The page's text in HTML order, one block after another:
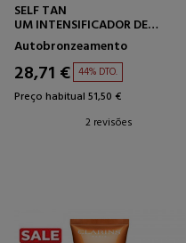
SELF TAN
UM INTENSIFICADOR DE
AUTOBRONZEAMENTO PARA
O CORPO.
Autobronzeamento
28,71 € 44% DTO.
Preço habitual 51,50 €
2 revisões